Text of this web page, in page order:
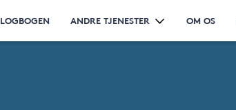
LOGBOGEN ANDRE TJENESTER OM OS